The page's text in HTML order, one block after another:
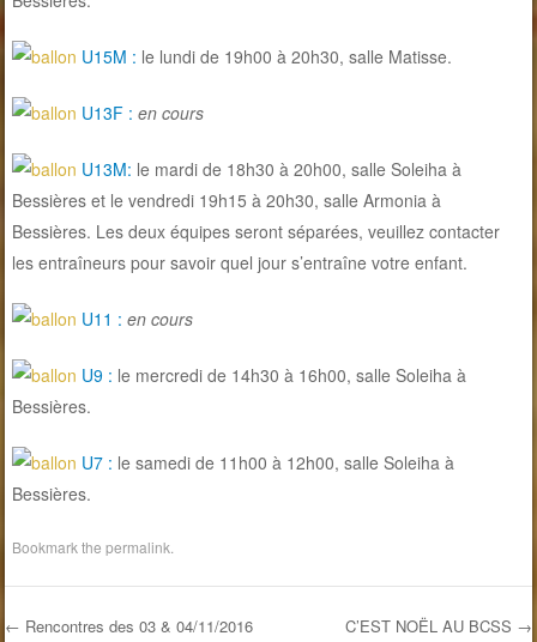
U15M : le lundi de 19h00 à 20h30, salle Matisse.
U13F : en cours
U13M: le mardi de 18h30 à 20h00, salle Soleiha à
Bessières et le vendredi 19h15 à 20h30, salle Armonia à
Bessières. Les deux équipes seront séparées, veuillez contacter
les entraîneurs pour savoir quel jour s’entraîne votre enfant.
U11 : en cours
U9 : le mercredi de 14h30 à 16h00, salle Soleiha à
Bessières.
U7 : le samedi de 11h00 à 12h00, salle Soleiha à
Bessières.
Bookmark thepermalink
← Rencontres des 03 & 04/11/2016 C’EST NOËL AU BCSS →